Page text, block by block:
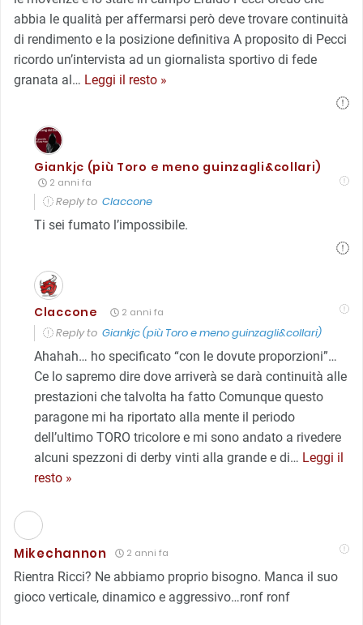
abbia le qualità per affermarsi però deve trovare continuità
di rendimento e la posizione definitiva A proposito di Pecci
ricordo un’intervista ad un giornalista sportivo di fede
granata al … Leggi il resto »
Giankjc (più Toro e meno guinzagli&collari)
2 anni fa
Reply to Claccone
Ti sei fumato l’impossibile.
Claccone 2 anni fa
Reply to Giankjc (più Toro e meno guinzagli&collari)
Ahahah… ho specificato “con le dovute proporzioni”…
Ce lo sapremo dire dove arriverà se darà continuità alle
prestazioni che talvolta ha fatto Comunque questo
paragone mi ha riportato alla mente il periodo
dell’ultimo TORO tricolore e mi sono andato a rivedere
alcuni spezzoni di derby vinti alla grande e di… Leggi il
resto »
Mikechannon 2 anni fa
Rientra Ricci? Ne abbiamo proprio bisogno. Manca il suo
gioco verticale, dinamico e aggressivo…ronf ronf